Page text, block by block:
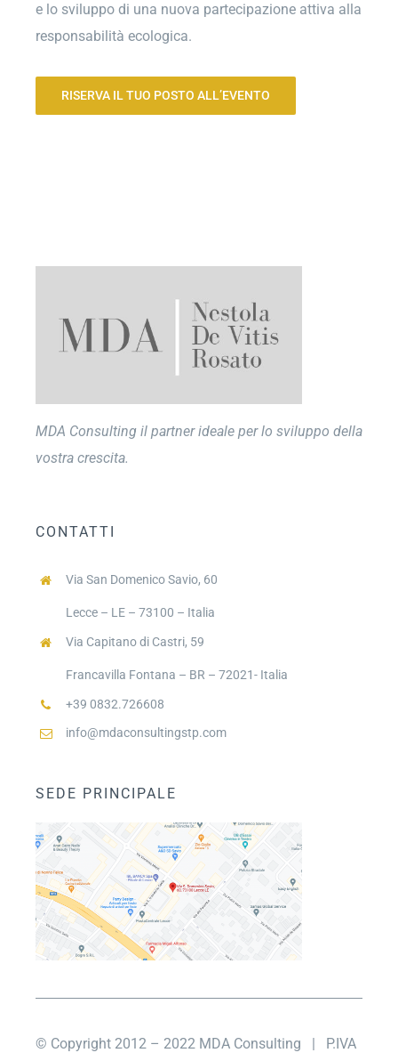
e lo sviluppo di una nuova partecipazione attiva alla
responsabilità ecologica.
RISERVA IL TUO POSTO ALL’EVENTO
MDA Consulting il partner ideale per lo sviluppo della
vostra crescita.
CONTATTI
Via San Domenico Savio, 60
Lecce – LE – 73100 – Italia
Via Capitano di Castri, 59
Francavilla Fontana – BR – 72021- Italia
+39 0832.726608
info@mdaconsultingstp.com
SEDE PRINCIPALE
© Copyright 2012 – 2022 MDA Consulting | P.IVA